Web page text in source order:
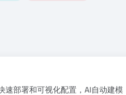
部署和可视化配置，AI自动建